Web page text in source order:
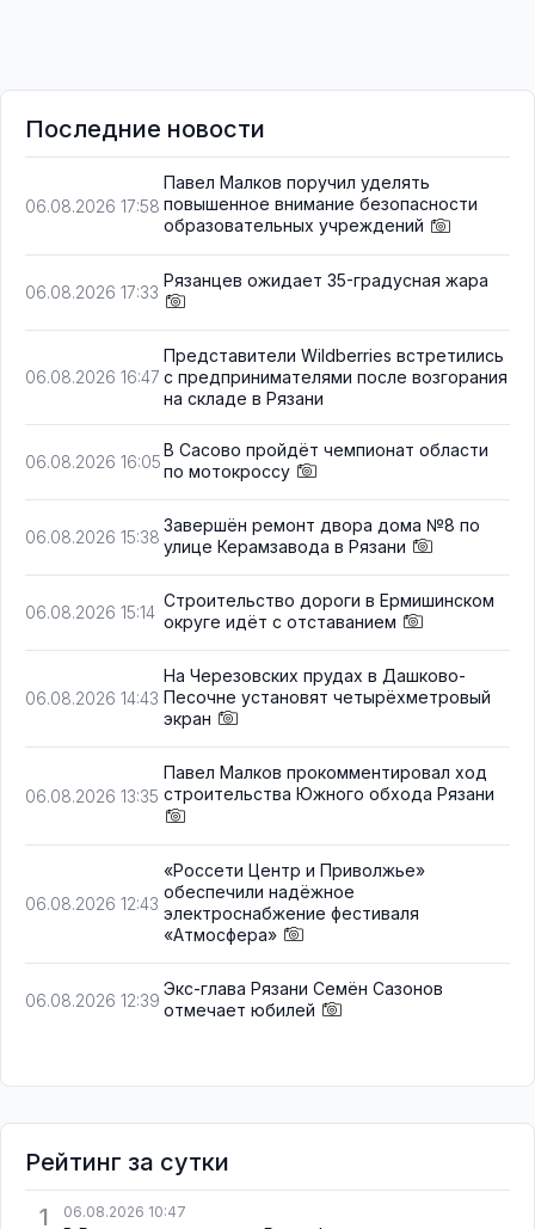
Последние новости
06.08.2026 17:58
Павел Малков поручил уделять
повышенное внимание безопасности
образовательных учреждений
06.08.2026 17:33
Рязанцев ожидает 35-градусная жара
06.08.2026 16:47
Представители Wildberries встретились
с предпринимателями после возгорания
на складе в Рязани
06.08.2026 16:05
В Сасово пройдёт чемпионат области
по мотокроссу
06.08.2026 15:38
Завершён ремонт двора дома №8 по
улице Керамзавода в Рязани
06.08.2026 15:14
Строительство дороги в Ермишинском
округе идёт с отставанием
06.08.2026 14:43
На Черезовских прудах в Дашково-
Песочне установят четырёхметровый
экран
06.08.2026 13:35
Павел Малков прокомментировал ход
строительства Южного обхода Рязани
06.08.2026 12:43
«Россети Центр и Приволжье»
обеспечили надёжное
электроснабжение фестиваля
«Атмосфера»
06.08.2026 12:39
Экс-глава Рязани Семён Сазонов
отмечает юбилей
Рейтинг за сутки
1
06.08.2026 10:47